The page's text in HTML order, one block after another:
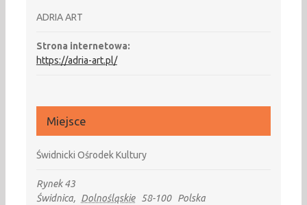
ADRIA ART
Strona internetowa:
https://adria-art.pl/
Miejsce
Świdnicki Ośrodek Kultury
Rynek 43
Świdnica, Dolnośląskie 58-100
Polska